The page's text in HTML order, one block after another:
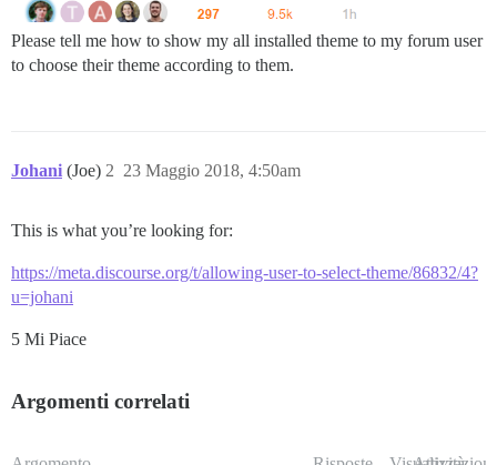
Please tell me how to show my all installed theme to my forum user
to choose their theme according to them.
Johani (Joe) 23 Maggio 2018, 4:50am
2
This is what you’re looking for:
https://meta.discourse.org/t/allowing-user-to-select-theme/86832/4?
u=johani
5 Mi Piace
Argomenti correlati